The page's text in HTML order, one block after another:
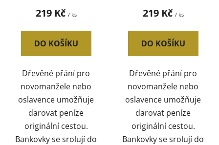
219 Kč / ks
DO KOŠÍKU
Dřevěné přání pro
novomanžele nebo
oslavence umožňuje
darovat peníze
originální cestou.
Bankovky se srolují do
219 Kč / ks
DO KOŠÍKU
Dřevěné přání pro
novomanžele nebo
oslavence umožňuje
darovat peníze
originální cestou.
Bankovky se srolují do